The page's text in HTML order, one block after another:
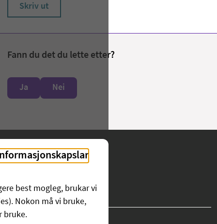
Skriv ut
Fann du det du lette etter?
Ja Nei